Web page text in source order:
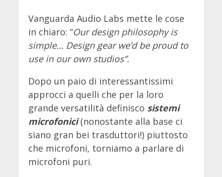
Vanguarda Audio Labs mette le cose
in chiaro: “Our design philosophy is
simple… Design gear we’d be proud to
use in our own studios”.
Dopo un paio di interessantissimi
approcci a quelli che per la loro
grande versatilità definisco sistemi
microfonici (nonostante alla base ci
siano gran bei trasduttori!) piuttosto
che microfoni, torniamo a parlare di
microfoni puri.